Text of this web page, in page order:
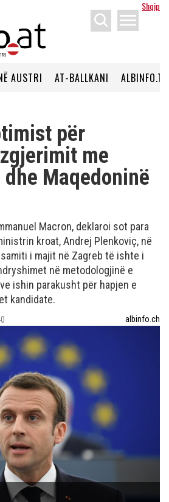
Shqip
menu
AUSTRI AT-BALLKANI ALBINFO.TV
për
me
Maqedoninë
Macron, deklaroi sot para
kroat, Andrej Plenkoviç, në
i majit në Zagreb të ishte i
në metodologjinë e
ishin parakusht për hapjen e
kandidate.
albinfo.ch